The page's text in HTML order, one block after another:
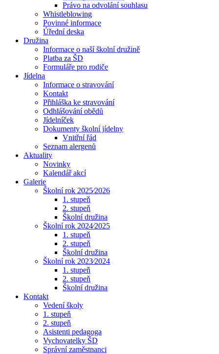
Právo na odvolání souhlasu
Whistleblowing
Povinné informace
Úřední deska
Družina
Informace o naší školní družině
Platba za ŠD
Formuláře pro rodiče
Jídelna
Informace o stravování
Kontakt
Přihláška ke stravování
Odhlášování obědů
Jídelníček
Dokumenty školní jídelny
Vnitřní řád
Seznam alergenů
Aktuality
Novinky
Kalendář akcí
Galerie
Školní rok 2025⁄2026
1. stupeň
2. stupeň
Školní družina
Školní rok 2024⁄2025
1. stupeň
2. stupeň
Školní družina
Školní rok 2023⁄2024
1. stupeň
2. stupeň
Školní družina
Kontakt
Vedení školy
1. stupeň
2. stupeň
Asistenti pedagoga
Vychovatelky ŠD
Správní zaměstnanci